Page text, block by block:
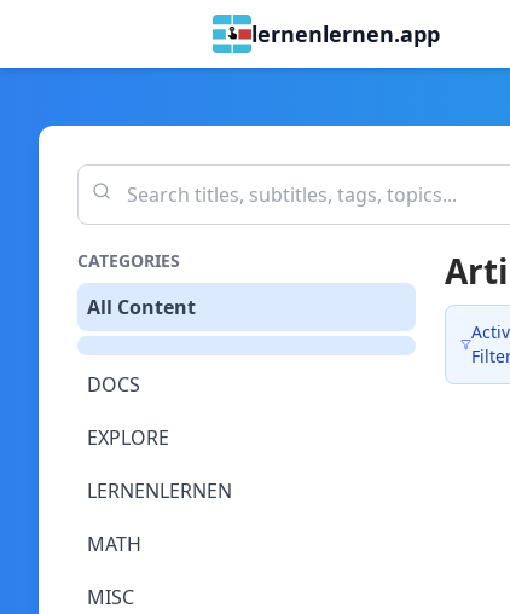
lernenlernen.app
CATEGORIES
All Content
DOCS
EXPLORE
LERNENLERNEN
MATH
MISC